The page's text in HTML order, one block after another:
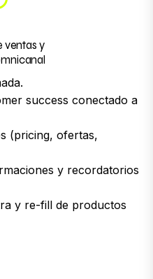
ventas y
success conectado a
(pricing, ofertas,
y recordatorios
y re-fill de productos